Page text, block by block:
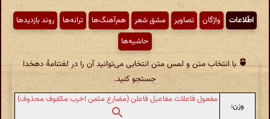
اطّلاعات واژگان تصاویر مشق شعر هم‌آهنگ‌ها ترانه‌ها
روند بازدیدها
حاشیه‌ها
با انتخاب متن و لمس متن انتخابی می‌توانید آن را در لغتنامهٔ دهخدا
جستجو کنید.
وزن:
مفعول فاعلات مفاعیل فاعلن (مضارع مثمن اخرب مکفوف محذوف)